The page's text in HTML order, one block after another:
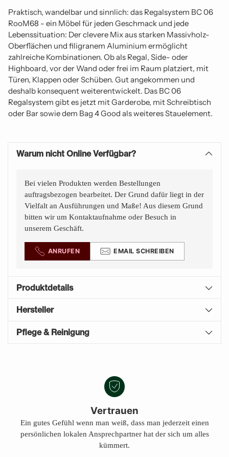
Praktisch, wandelbar und sinnlich: das Regalsystem BC 06
RooM68 - ein Möbel für jeden Geschmack und jede
Lebenssituation: Der clevere Mix aus starken Massivholz-
Oberflächen und filigranem Aluminium ermöglicht
zahlreiche Kombinationen. Ob als Regal, Side- oder
Highboard, vor der Wand oder frei im Raum platziert, mit
Türen, Klappen oder Schüben. Gut angekommen und
deshalb konsequent weiterentwickelt. Das BC 06
Regalsystem gibt es jetzt mit Garderobe, mit Schreibtisch
oder Bar sowie dem Bag 4 Good als weiteres Stauelement.
Warum nicht Online Verfügbar?
Bei vielen Produkten werden Bestellungen
auftragsbezogen bearbeitet. Der Grund dafür liegt in der
Vielfalt an Ausführungen und Maße! Aus diesem Grund
bitten wir um Kontaktaufnahme oder Besuch in
unserem Geschäft.
ANRUFEN EMAIL SCHREIBEN
Produktdetails
Hersteller
Pflege & Reinigung
K
A
Vertrauen
Ein gutes Gefühl wenn man weiß, dass man jederzeit einen
persönlichen lokalen Ansprechpartner hat der sich um alles
kümmert.